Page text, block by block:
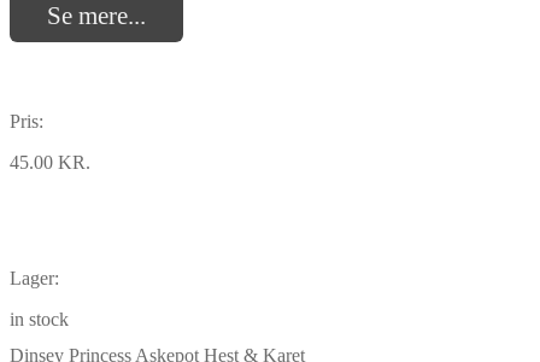
Se mere...
Pris:
45.00 KR.
Lager:
in stock
Dinsey Princess Askepot Hest & Karet